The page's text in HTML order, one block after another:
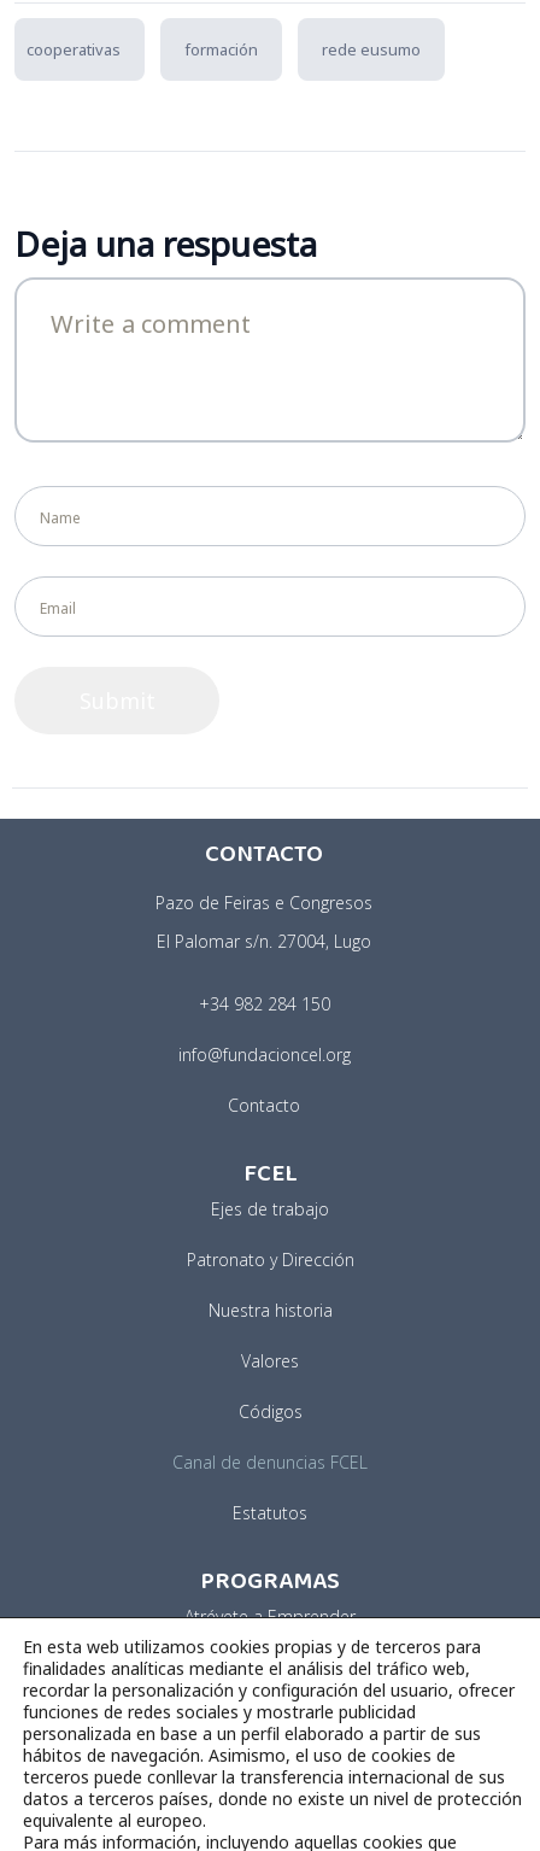
cooperativas formación rede eusumo
Deja una respuesta
CONTACTO
Pazo de Feiras e Congresos
El Palomar s/n. 27004, Lugo
+34 982 284 150
info@fundacioncel.org
Contacto
FCEL
Ejes de trabajo
Patronato y Dirección
Nuestra historia
Valores
Códigos
Canal de denuncias FCEL
Estatutos
PROGRAMAS
Atrévete a Emprender
Business Factory Aero
Vivero de Empresas
Impulsa tu Idea
En esta web utilizamos cookies propias y de terceros para
finalidades analíticas mediante el análisis del tráfico web,
recordar la personalización y configuración del usuario, ofrecer
funciones de redes sociales y mostrarle publicidad
personalizada en base a un perfil elaborado a partir de sus
hábitos de navegación. Asimismo, el uso de cookies de
terceros puede conllevar la transferencia internacional de sus
datos a terceros países, donde no existe un nivel de protección
equivalente al europeo.
Para más información, incluyendo aquellas cookies que